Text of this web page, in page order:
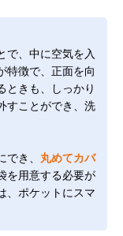
で、中に空気を入
特徴で、正面を向
ときも、しっかり
すことができ、洗
き、 丸めてカバ
を用意する必要が
、ポケットにスマ